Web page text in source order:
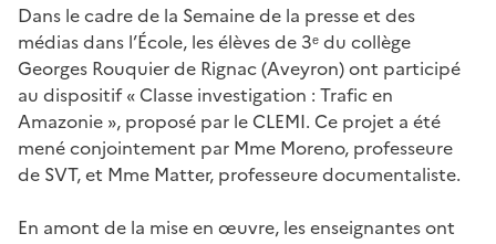
Dans le cadre de la Semaine de la presse et des
médias dans l’École, les élèves de 3ᵉ du collège
Georges Rouquier de Rignac (Aveyron) ont participé
au dispositif « Classe investigation : Trafic en
Amazonie », proposé par le CLEMI. Ce projet a été
mené conjointement par Mme Moreno, professeure
de SVT, et Mme Matter, professeure documentaliste.
En amont de la mise en œuvre, les enseignantes ont